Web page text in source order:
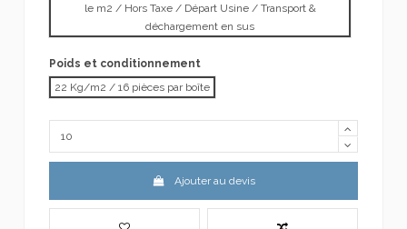
le m2 / Hors Taxe / Départ Usine / Transport &
déchargement en sus
Poids et conditionnement
22 Kg/m2 / 16 pièces par boîte
Ajouter au devis